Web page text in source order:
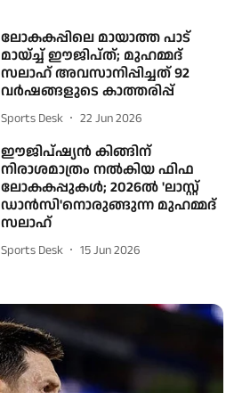
ലോകകപ്പിലെ മായാത്ത പാട്
മായ്ച്ച് ഈജിപ്ത്; മുഹമ്മദ്
സലാഹ് അവസാനിപ്പിച്ചത് 92
വർഷങ്ങളുടെ കാത്തരിപ്പ്
Sports Desk 22 Jun 2026
ഈജിപ്ഷ്യൻ കിങ്ങിന്
നിരാശമാത്രം നൽകിയ ഫിഫ
ലോകകപ്പുകൾ; 2026ൽ 'ലാസ്റ്റ്
ഡാൻസി'നൊരുങ്ങുന്ന മുഹമ്മദ്
സലാഹ്
Sports Desk 15 Jun 2026